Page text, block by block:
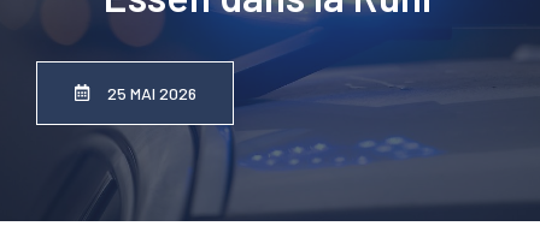
25 MAI 2026